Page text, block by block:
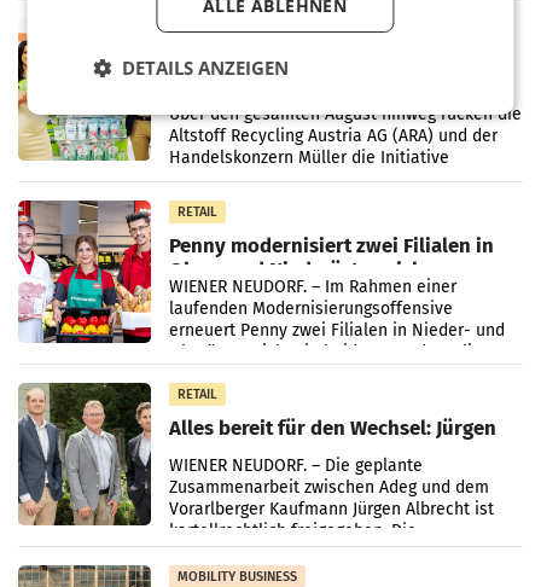
Markterwartung deutlich übertroffen.
RETAIL
Eine Bühne für Zirkularität: ARA und
Kreislauffähigkeit
Über den gesamten August hinweg rücken die
Altstoff Recycling Austria AG (ARA) und der
Handelskonzern Müller die Initiative
„Kreislauf-Helden“ in allen österreichischen
Müller-Filialen
RETAIL
Penny modernisiert zwei Filialen in
Ober- und Niederösterreich
WIENER NEUDORF. – Im Rahmen einer
laufenden Modernisierungsoffensive
erneuert Penny zwei Filialen in Nieder- und
Oberösterreich. Die beiden Standorte liegen
RETAIL
Alles bereit für den Wechsel: Jürgen
Albrecht setzt ab 1.1.2027 auf Adeg
WIENER NEUDORF. – Die geplante
Zusammenarbeit zwischen Adeg und dem
Vorarlberger Kaufmann Jürgen Albrecht ist
kartellrechtlich freigegeben: Die
Bundeswettbewerbsbehörde und der
Bundeskartellanwalt
MOBILITY BUSINESS
ALLE ABLEHNEN
DETAILS ANZEIGEN